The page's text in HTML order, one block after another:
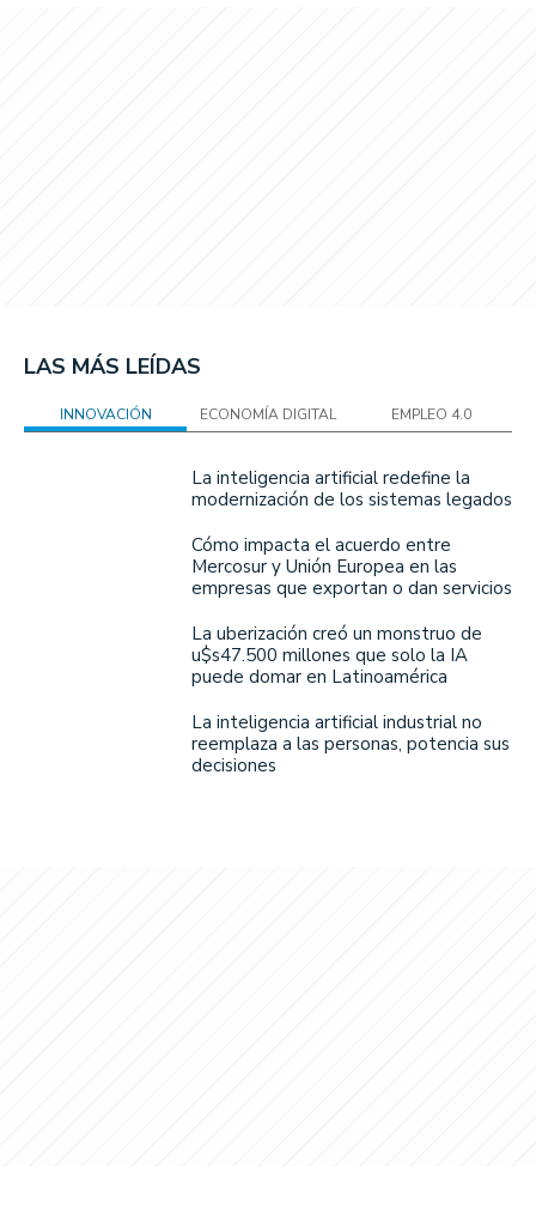
LAS MÁS LEÍDAS
INNOVACIÓN ECONOMÍA DIGITAL EMPLEO 4.0
La inteligencia artificial redefine la
modernización de los sistemas legados
Cómo impacta el acuerdo entre
Mercosur y Unión Europea en las
empresas que exportan o dan servicios
La uberización creó un monstruo de
u$s47.500 millones que solo la IA
puede domar en Latinoamérica
La inteligencia artificial industrial no
reemplaza a las personas, potencia sus
decisiones